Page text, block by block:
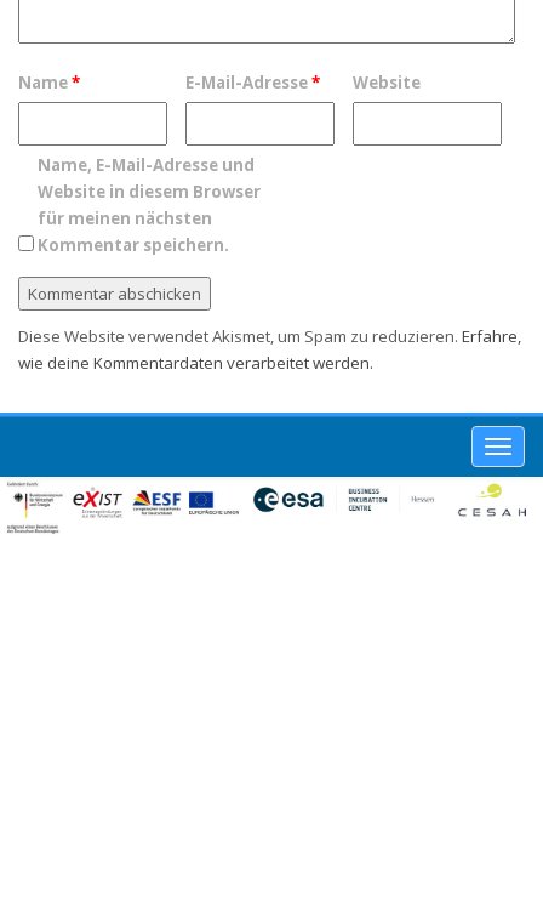
Name* E-Mail-Adresse* Website
Name, E-Mail-Adresse und
Website in diesem Browser
für meinen nächsten
Kommentar speichern.
Diese Website verwendet Akismet, um Spam zu reduzieren. Erfahre,
wie deine Kommentardaten verarbeitet werden.